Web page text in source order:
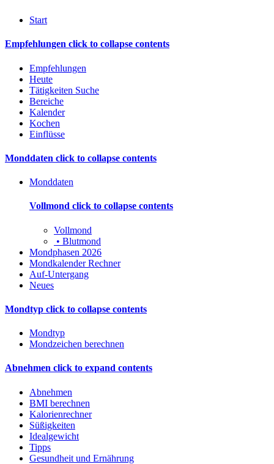
Start
Empfehlungen click to collapse contents
Empfehlungen
Heute
Tätigkeiten Suche
Bereiche
Kalender
Kochen
Einflüsse
Monddaten click to collapse contents
Monddaten
Vollmond click to collapse contents
Vollmond
• Blutmond
Mondphasen 2026
Mondkalender Rechner
Auf-Untergang
Neues
Mondtyp click to collapse contents
Mondtyp
Mondzeichen berechnen
Abnehmen click to expand contents
Abnehmen
BMI berechnen
Kalorienrechner
Süßigkeiten
Idealgewicht
Tipps
Gesundheit und Ernährung